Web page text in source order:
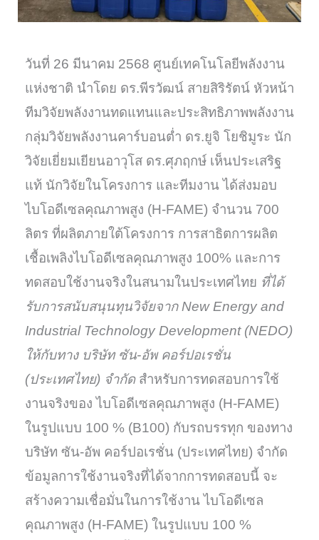
วันที่ 26 มีนาคม 2568 ศูนย์เทคโนโลยีพลังงาน
แห่งชาติ นำโดย ดร.พีรวัฒน์ สายสิริรัตน์ หัวหน้า
ทีมวิจัยพลังงานทดแทนและประสิทธิภาพพลังงาน
กลุ่มวิจัยพลังงานคาร์บอนต่ำ ดร.ยูจิ โยชิมูระ นัก
วิจัยเยี่ยมเยียนอาวุโส ดร.ศุภฤกษ์ เห็นประเสริฐ
แท้ นักวิจัยในโครงการ และทีมงาน ได้ส่งมอบ
ไบโอดีเซลคุณภาพสูง (H-FAME) จำนวน 700
ลิตร ที่ผลิตภายใต้โครงการ การสาธิตการผลิต
เชื้อเพลิงไบโอดีเซลคุณภาพสูง 100% และการ
ทดสอบใช้งานจริงในสนามในประเทศไทย ที่ได้
รับการสนับสนุนทุนวิจัยจาก New Energy and
Industrial Technology Development (NEDO)
ให้กับทาง บริษัท ซัน-อัพ คอร์ปอเรชั่น
(ประเทศไทย) จำกัดสำหรับการทดสอบการใช้
งานจริงของ ไบโอดีเซลคุณภาพสูง (H-FAME)
ในรูปแบบ 100 % (B100) กับรถบรรทุก ของทาง
บริษัท ซัน-อัพ คอร์ปอเรชั่น (ประเทศไทย) จำกัด
ข้อมูลการใช้งานจริงที่ได้จากการทดสอบนี้ จะ
สร้างความเชื่อมั่นในการใช้งาน ไบโอดีเซล
คุณภาพสูง (H-FAME) ในรูปแบบ 100 %